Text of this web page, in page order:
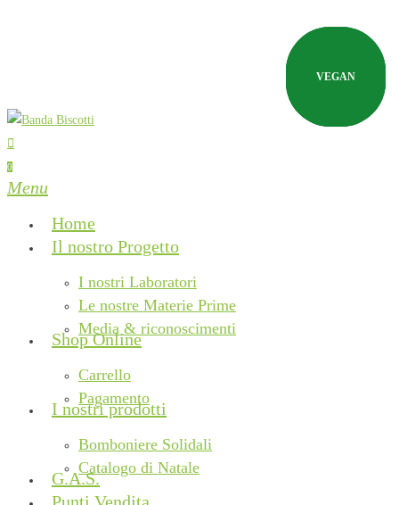
search
0
Menu
Home
Il nostro Progetto
I nostri Laboratori
Le nostre Materie Prime
Media & riconoscimenti
Shop Online
Carrello
Pagamento
I nostri prodotti
Bomboniere Solidali
Catalogo di Natale
G.A.S.
VEGAN
VEGAN
VEGAN